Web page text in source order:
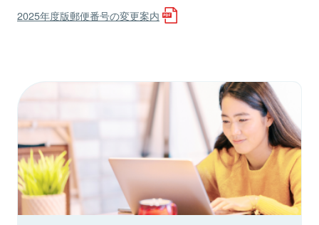
2025年度版郵便番号の変更案内